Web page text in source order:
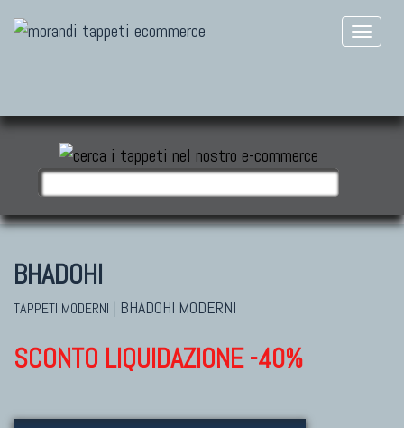
BHADOHI
TAPPETI MODERNI | BHADOHI MODERNI
SCONTO LIQUIDAZIONE -40%